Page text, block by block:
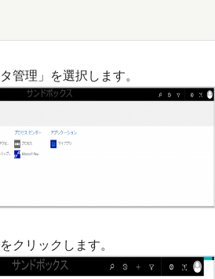
管理」を選択します。
クリックします。